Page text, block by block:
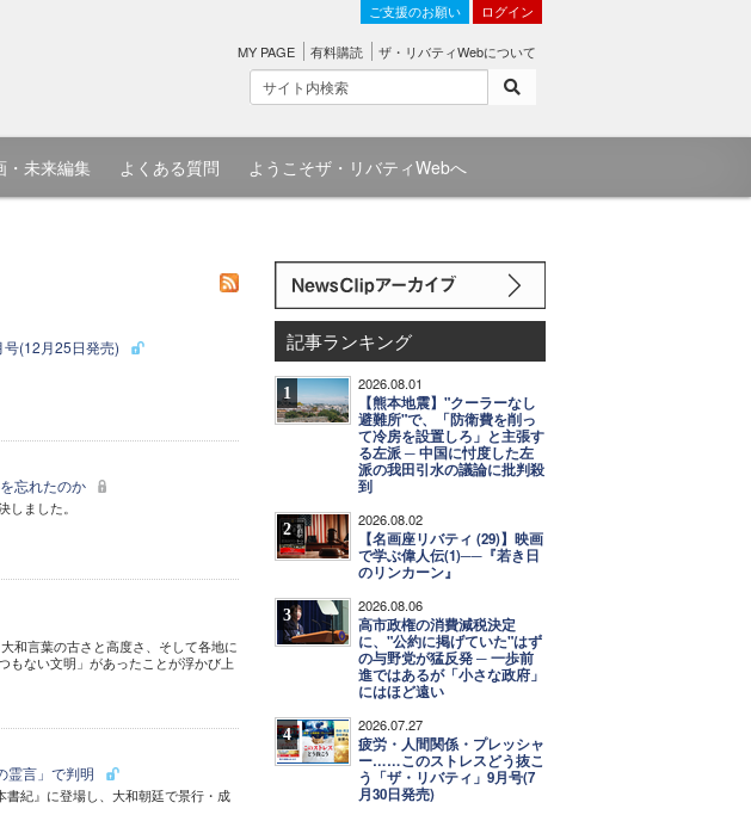
ご支援のお願い ログイン
MY PAGE 有料購読 ザ・リバティWebについて
・未来編集 よくある質問 ようこそザ・リバティWebへ
(12月25日発売)
忘れたのか
ました。
和言葉の古さと高度さ、そして各地に
もない文明」があったことが浮かび上
霊言」で判明
紀』に登場し、大和朝廷で景行・成
記事ランキング
1 2026.08.01
【熊本地震】"クーラーなし
避難所"で、「防衛費を削っ
て冷房を設置しろ」と主張す
る左派 ─ 中国に忖度した左
派の我田引水の議論に批判殺
到
2 2026.08.02
【名画座リバティ (29)】映画
で学ぶ偉人伝(1)──『若き日
のリンカーン』
3 2026.08.06
高市政権の消費減税決定
に、"公約に掲げていた"はず
の与野党が猛反発 ─ 一歩前
進ではあるが「小さな政府」
にはほど遠い
4 2026.07.27
疲労・人間関係・プレッシャ
ー……このストレスどう抜こ
う「ザ・リバティ」9月号(7
月30日発売)